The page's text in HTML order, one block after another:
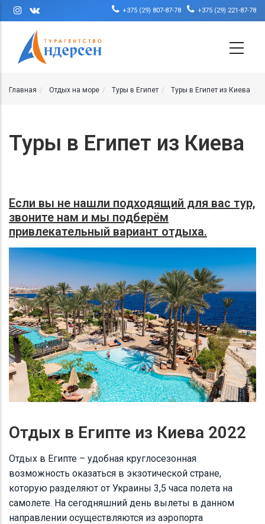
Перейти к основному содержанию
+375 (29) 807-87-78 +375 (29) 221-87-78
Главная Отдых на море Туры в Египет Туры в Египет из Киева
Туры в Египет из Киева
Если вы не нашли подходящий для вас тур,
звоните нам и мы подберём
привлекательный вариант отдыха.
Отдых в Египте из Киева 2022
Отдых в Египте – удобная круглосезонная
возможность оказаться в экзотической стране,
которую разделяют от Украины 3,5 часа полета на
самолете. На сегодняшний день вылеты в данном
направлении осуществляются из аэропорта